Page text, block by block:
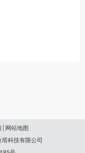
网站地图
科技有限公司